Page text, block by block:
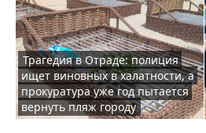
Трагедия в Отраде: полиция
ищет виновных в халатности, а
прокуратура уже год пытается
вернуть пляж городу